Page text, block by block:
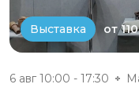
Выставка от
6 авг 10:00 - 17:30